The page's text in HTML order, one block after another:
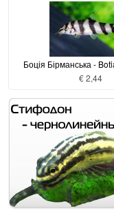
Боція Бірманська -
€ 2,44